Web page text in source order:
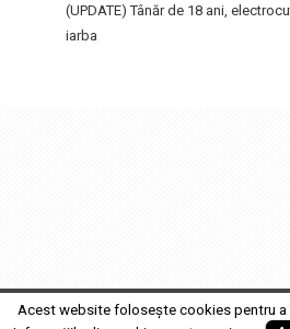
(UPDATE) Tânăr de 18 ani,
iarba
Acest website folosește cookies pentru a